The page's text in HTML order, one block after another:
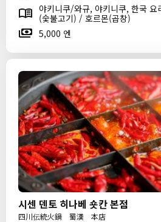
야키니쿠/와규, 야키니쿠, 한국
(숯불고기) / 호르몬(곱창)
5,000 엔
시센 덴토 히나베 숏칸 본점
四川伝統火鍋 蜀漢 本店